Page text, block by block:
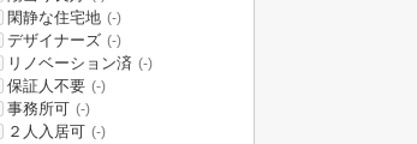
閑静な住宅地 (-)
デザイナーズ (-)
リノベーション済 (-)
保証人不要 (-)
事務所可 (-)
２人入居可 (-)